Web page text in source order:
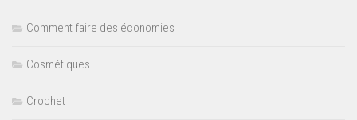
Comment faire des économies
Cosmétiques
Crochet